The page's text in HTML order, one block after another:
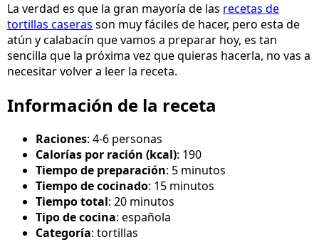
La verdad es que la gran mayoría de las recetas de
tortillas caseras son muy fáciles de hacer, pero esta de
atún y calabacín que vamos a preparar hoy, es tan
sencilla que la próxima vez que quieras hacerla, no vas a
necesitar volver a leer la receta.
Información de la receta
Raciones: 4-6 personas
Calorías por ración (kcal): 190
Tiempo de preparación: 5 minutos
Tiempo de cocinado: 15 minutos
Tiempo total: 20 minutos
Tipo de cocina: española
Categoría: tortillas